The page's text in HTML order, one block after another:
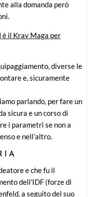
alla domanda però
il Krav Maga per
diverse le
e, sicuramente
parlando, per fare un
sicura e un corso di
i parametri se non a
e nell’altro.
e che fu il
dell’IDF (forze di
a seguito del suo